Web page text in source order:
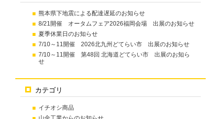
熊本県下地震による配達遅延のお知らせ
8/21開催 オータムフェア2026福岡会場 出展のお知らせ
夏季休業日のお知らせ
7/10～11開催 2026北九州どてらい市 出展のお知らせ
7/10～11開催 第48回 北海道どてらい市 出展のお知ら
せ
カテゴリ
イチオシ商品